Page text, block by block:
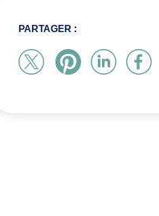
PARTAGER :